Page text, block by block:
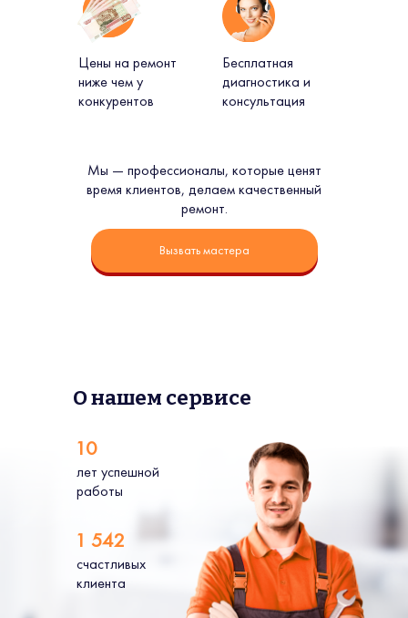
Мы — профессионалы, которые ценят
время клиентов, делаем качественный
ремонт.
Цены на ремонт
ниже чем у
конкурентов
Бесплатная
диагностика и
консультация
Вызвать мастера
О нашем сервисе
лет успешной
работы
10
счастливых
клиента
1 542